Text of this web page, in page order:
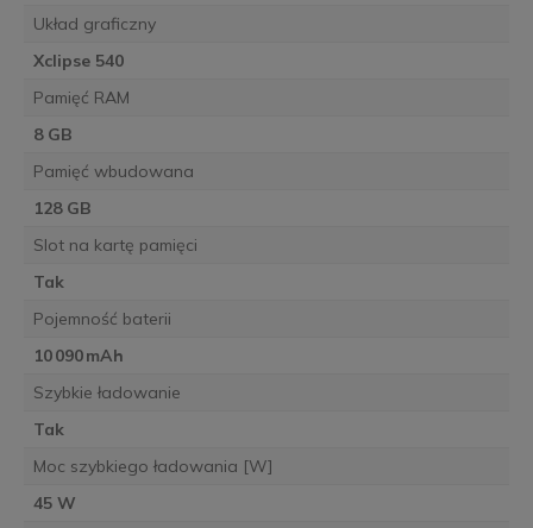
Układ graficzny
Xclipse 540
Pamięć RAM
8 GB
Pamięć wbudowana
128 GB
Slot na kartę pamięci
Tak
Pojemność baterii
10 090 mAh
Szybkie ładowanie
Tak
Moc szybkiego ładowania [W]
45 W